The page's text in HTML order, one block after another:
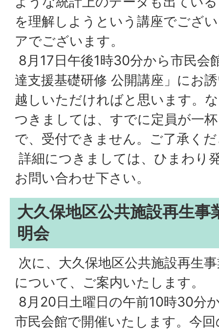
を理解しようという講座でござ
アでございます。
8月17日午後1時30分から市民会
達支援基礎研修 公開講座」にお
越しいただければと思います。
つきましては、すでに定員が一
で、受付できません。ご了承く
詳細につきましては、ひまわり
お問い合わせ下さい。
大久保地区公共施設再生事
明会
次に、大久保地区公共施設再生
について、ご案内いたします。
8月20日土曜日の午前10時30分
市民会館で開催いたします。今